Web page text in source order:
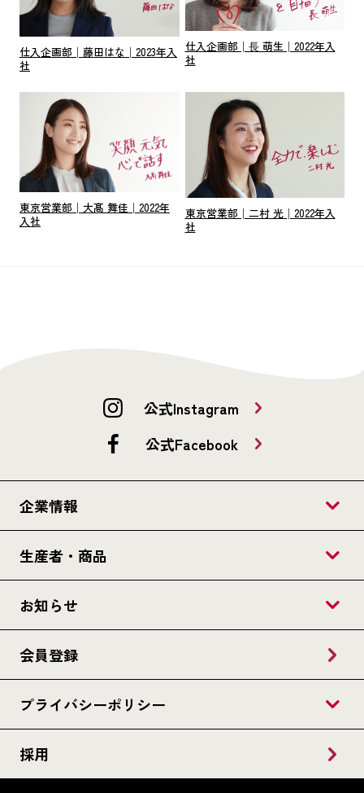
仕入企画部│藤田はな│2023年入
社
仕入企画部│⾧ 萌生│2022年入
社
東京営業部│大髙 舞佳│2022年
入社
東京営業部│二村 光│2022年入
社
公式Instagram
公式Facebook
企業情報
生産者・商品
お知らせ
会員登録
プライバシーポリシー
採用